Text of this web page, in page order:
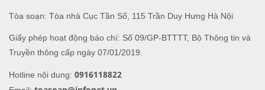
Tòa soạn: Tòa nhà Cục Tần Số, 115 Trần Duy Hưng Hà Nội
Giấy phép hoạt động báo chí: Số 09/GP-BTTTT, Bộ Thông tin và
Truyền thông cấp ngày 07/01/2019.
Hotline nội dung: 0916118822